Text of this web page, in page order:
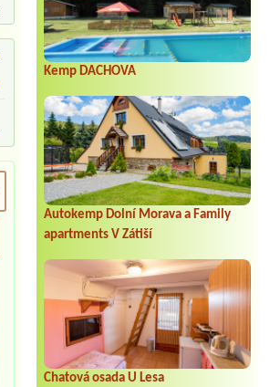
Kemp DACHOVA
Autokemp Dolní Morava a Family
apartments V Zátiší
Chatová osada U Lesa